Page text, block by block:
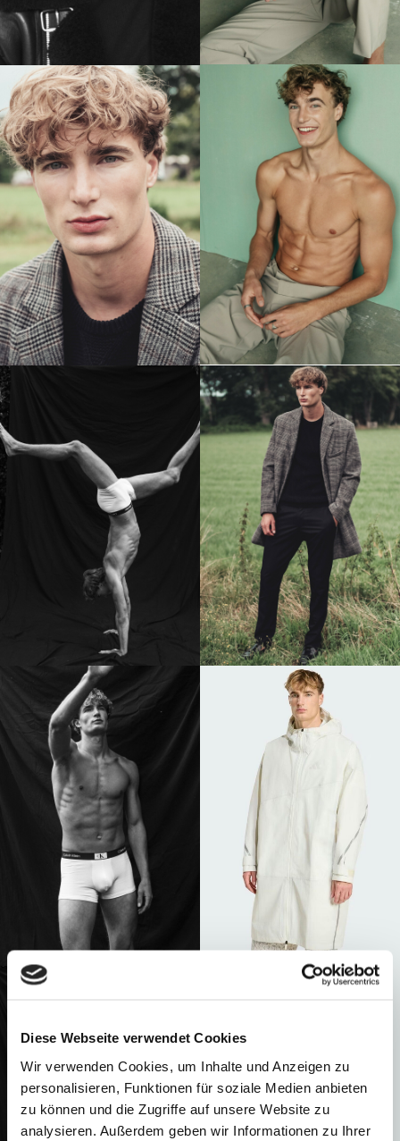
Diese Webseite verwendet Cookies
Wir verwenden Cookies, um Inhalte und Anzeigen zu
personalisieren, Funktionen für soziale Medien anbieten
zu können und die Zugriffe auf unsere Website zu
analysieren. Außerdem geben wir Informationen zu Ihrer